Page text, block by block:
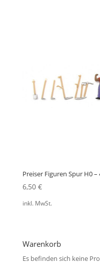
Preiser Figuren Spur H0
6,50 €
inkl. MwSt.
Warenkorb
Es befinden sich keine